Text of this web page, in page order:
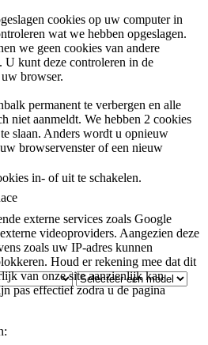
cookies op uw computer in
wat we hebben opgeslagen.
we geen cookies van andere
kunt deze controleren in de
browser.
permanent te verbergen en alle
niet aanmeldt. We hebben 2 cookies
slaan. Anders wordt u opnieuw
browservenster of een nieuw
in- of uit te schakelen.
externe services zoals Google
videoproviders. Aangezien deze
zoals uw IP-adres kunnen
Houd er rekening mee dat dit
van onze site aanzienlijk kan
pas effectief zodra u de pagina